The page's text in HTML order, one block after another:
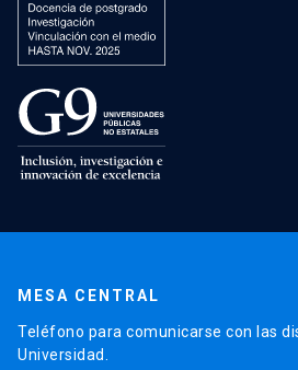
MESA CENTRAL
Teléfono para comunicarse con las
Universidad.